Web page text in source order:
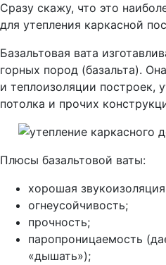
Сразу скажу, что это
для утепления каркасной
Базальтовая вата
горных пород (базальта).
и теплоизоляции построек,
потолка и прочих
Плюсы базальтовой ваты:
хорошая
огнеусойчивость;
прочность;
паропроницаемость
«дышать»);